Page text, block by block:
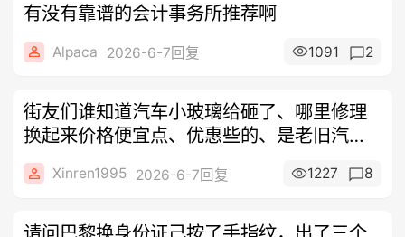
有没有靠谱的会计事务所推荐啊
Alpaca 2026-6-7回复 1091 2
街友们谁知道汽车小玻璃给砸了、哪里修理
换起来价格便宜点、优惠些的、是老旧汽车
了、
Xinren1995 2026-6-7回复 1227 8